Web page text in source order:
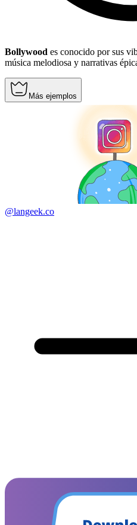
Bollywood es conocido por sus
música melodiosa y narrativas
Más ejemplos
@langeek.co